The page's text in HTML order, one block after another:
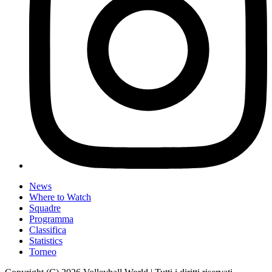
News
Where to Watch
Squadre
Programma
Classifica
Statistics
Torneo